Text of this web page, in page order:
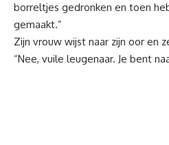
borreltjes gedronken en toen
gemaakt.”
Zijn vrouw wijst naar zijn oor en
“Nee, vuile leugenaar. Je bent